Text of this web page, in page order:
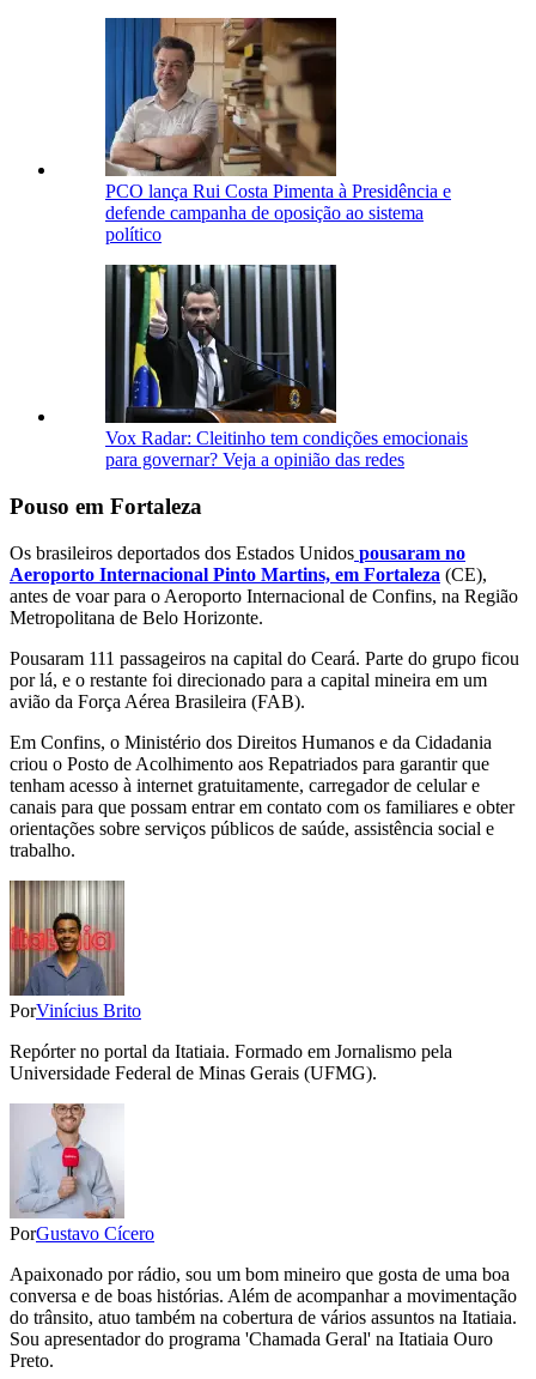
PCO lança Rui Costa Pimenta à Presidência e
defende campanha de oposição ao sistema
político
Vox Radar: Cleitinho tem condições emocionais
para governar? Veja a opinião das redes
Pouso em Fortaleza
Os brasileiros deportados dos Estados Unidos pousaram no
Aeroporto Internacional Pinto Martins, em Fortaleza (CE),
antes de voar para o Aeroporto Internacional de Confins, na Região
Metropolitana de Belo Horizonte.
Pousaram 111 passageiros na capital do Ceará. Parte do grupo ficou
por lá, e o restante foi direcionado para a capital mineira em um
avião da Força Aérea Brasileira (FAB).
Em Confins, o Ministério dos Direitos Humanos e da Cidadania
criou o Posto de Acolhimento aos Repatriados para garantir que
tenham acesso à internet gratuitamente, carregador de celular e
canais para que possam entrar em contato com os familiares e obter
orientações sobre serviços públicos de saúde, assistência social e
trabalho.
PorVinícius Brito
Repórter no portal da Itatiaia. Formado em Jornalismo pela
Universidade Federal de Minas Gerais (UFMG).
PorGustavo Cícero
Apaixonado por rádio, sou um bom mineiro que gosta de uma boa
conversa e de boas histórias. Além de acompanhar a movimentação
do trânsito, atuo também na cobertura de vários assuntos na Itatiaia.
Sou apresentador do programa 'Chamada Geral' na Itatiaia Ouro
Preto.